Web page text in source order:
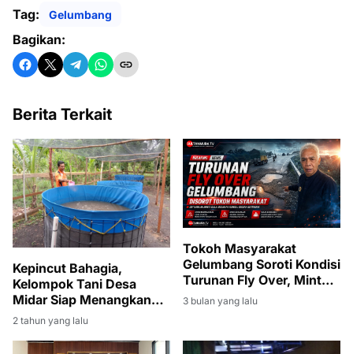
Tag: Gelumbang
Bagikan:
Berita Terkait
Kepincut Bahagia,
Kelompok Tani Desa
Midar Siap Menangkan
Syerin Apriandi
2 tahun yang lalu
‎Tokoh Masyarakat
Gelumbang Soroti Kondisi
Turunan Fly Over, Minta
Balai Besar PU Sumsel
Segera Bertindak
3 bulan yang lalu